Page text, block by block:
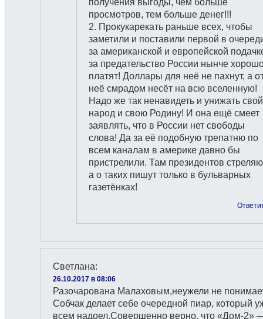
получения выгоды, чем больше
просмотров, тем больше денег!!!
2. Прокукарекать раньше всех, чтобы
заметили и поставили первой в
за американской и европейской
за предательство России нынче
платят! Доллары для неё не пахнут, а
неё смрадом несёт на всю вселенную!
Надо же так ненавидеть и унижать свой
народ и свою Родину! И она ещё смеет
заявлять, что в России нет свободы
слова! Да за её подобную трепатню по
всем каналам в америке давно бы
пристрелили. Там президентов
а о таких пишут только в бульварных
газетёнках!
Светлана:
26.10.2017 в 08:06
Разочарована Малаховым,неужели не
Собчак делает себе очередной пиар, который
всем надоел.Совершенно верно, что «Дом-2»